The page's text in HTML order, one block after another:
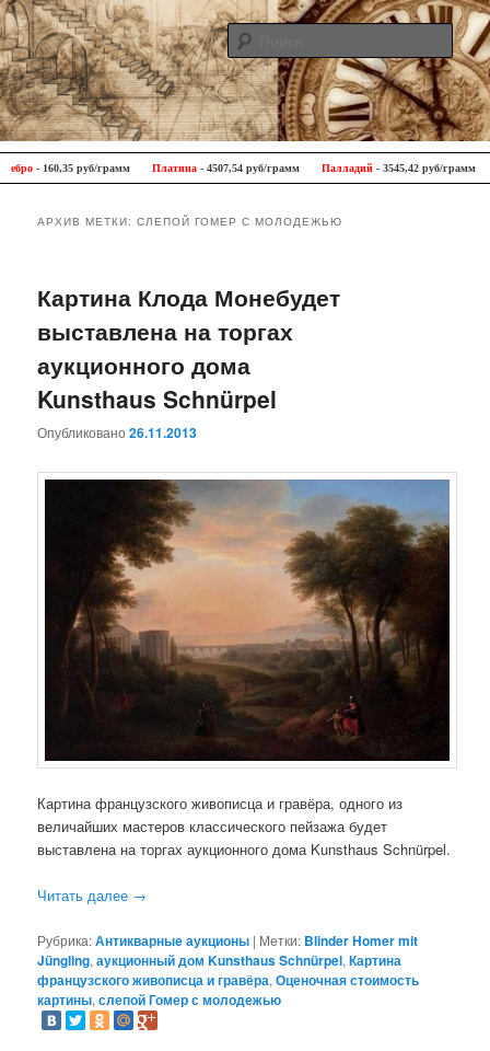
Antique Trip
Главное меню
Перейти к основному содержимому
Перейти к дополнительному содержимому
- 160,35 руб/грамм Платина- 4507,54 руб/грамм Палладий- 3545,42 руб/грамм
АРХИВ МЕТКИ:СЛЕПОЙ ГОМЕР С МОЛОДЕЖЬЮ
Картина Клода Монебудет
выставлена на торгах
аукционного дома
Kunsthaus Schnürpel
Опубликовано26.11.2013
Картина французского живописца и гравёра, одного из
величайших мастеров классического пейзажа будет
выставлена на торгах аукционного дома Kunsthaus Schnürpel.
Читать далее →
Рубрика:Антикварные аукционы | Метки: Blinder Homer mit
Jüngling,аукционный дом Kunsthaus Schnürpel,Картина
французского живописца и гравёра,Оценочная стоимость
картины,слепой Гомер с молодежью